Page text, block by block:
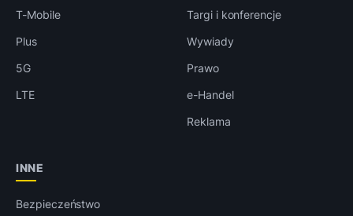
T-Mobile
Plus
5G
LTE
Targi i konferencje
Wywiady
Prawo
e-Handel
Reklama
INNE
Bezpieczeństwo